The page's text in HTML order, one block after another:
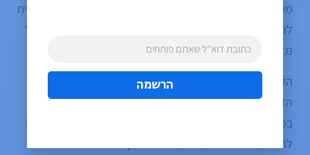
מקורות, פרספקטיבות ועדכונים. בתוך העולם הזה, מי שיצליח
להיות מקור שהמשתמש בוחר בו מראש, ולא רק מקור שגוגל
מדרגת בדיעבד, עשוי ליהנות מיתרון חדש.
הזו. היא מראה שגוגל עדיין צריכה תוכן עדכני, מקורי ואמין,
במיוחד בנושאים מתפתחים. השאלה היא אילו אתרים יצליחו
הרשמה